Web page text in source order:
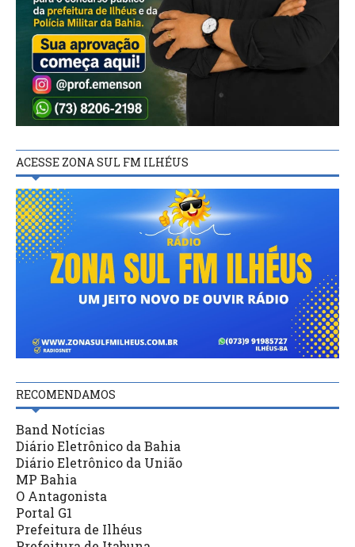
ACESSE ZONA SUL FM ILHÉUS
RECOMENDAMOS
Band Notícias
Diário Eletrônico da Bahia
Diário Eletrônico da União
MP Bahia
O Antagonista
Portal G1
Prefeitura de Ilhéus